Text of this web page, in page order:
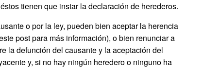
tienen que instar la declaración de herederos.
o por la ley, pueden bien aceptar la herencia
post para más información), o bien renunciar a
la defunción del causante y la aceptación del
y, si no hay ningún heredero o ninguno ha